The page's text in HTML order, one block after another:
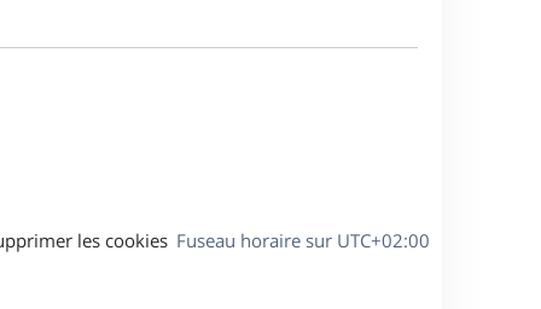
Fuseau horaire sur UTC+02:00
les cookies